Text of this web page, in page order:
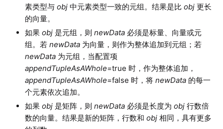
素类型与 obj中元素类型一致的元组。结果是比 obj更长
的向量。
如果 obj是元组，则 newData必须是标量、向量或元
组。若 newData为向量，则作为整体追加到元组；若
newData为元组，当配置项
appendTupleAsAWhole=true 时，作为整体追加，
appendTupleAsAWhole=false 时，将 newData的每一
个元素依次追加。
如果 obj是矩阵，则 newData必须是长度为 obj行数倍
数的向量。结果是新的矩阵，行数和 obj相同，具有更多